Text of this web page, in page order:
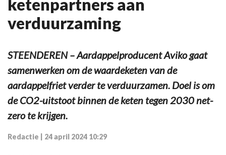
ketenpartners aan
verduurzaming
STEENDEREN – Aardappelproducent Aviko gaat
samenwerken om de waardeketen van de
aardappelfriet verder te verduurzamen. Doel is om
de CO2-uitstoot binnen de keten tegen 2030 net-
zero te krijgen.
Redactie 24 april 2024 10:29